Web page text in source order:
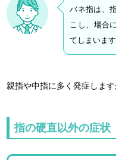
バネ指は、
こし、場合
てしまいます
親指や中指に多く発症しま
指の硬直以外の症状